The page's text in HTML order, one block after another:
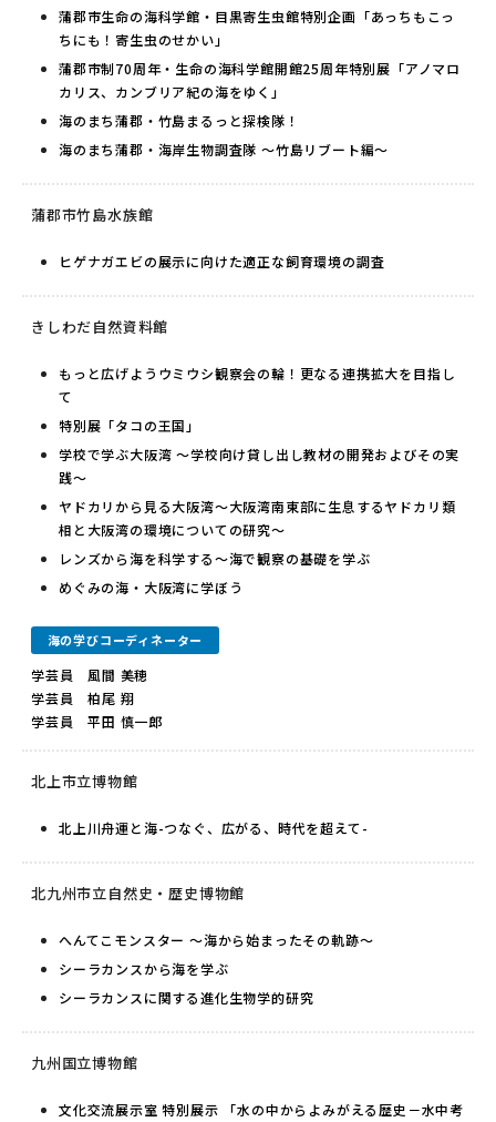
蒲郡市生命の海科学館・目黒寄生虫館特別企画「あっちもこっ
ちにも！寄生虫のせかい」
蒲郡市制70周年・生命の海科学館開館25周年特別展「アノマロ
カリス、カンブリア紀の海をゆく」
海のまち蒲郡・竹島まるっと探検隊！
海のまち蒲郡・海岸生物調査隊 ～竹島リブート編～
蒲郡市竹島水族館
ヒゲナガエビの展示に向けた適正な飼育環境の調査
きしわだ自然資料館
もっと広げようウミウシ観察会の輪！更なる連携拡大を目指し
て
特別展「タコの王国」
学校で学ぶ大阪湾 ～学校向け貸し出し教材の開発およびその実
践～
ヤドカリから見る大阪湾〜大阪湾南東部に生息するヤドカリ類
相と大阪湾の環境についての研究〜
レンズから海を科学する〜海で観察の基礎を学ぶ
めぐみの海・大阪湾に学ぼう
海の学びコーディネーター
学芸員 風間 美穂
学芸員 柏尾 翔
学芸員 平田 慎一郎
北上市立博物館
北上川舟運と海-つなぐ、広がる、時代を超えて-
北九州市立自然史・歴史博物館
へんてこモンスター ～海から始まったその軌跡～
シーラカンスから海を学ぶ
シーラカンスに関する進化生物学的研究
九州国立博物館
文化交流展示室 特別展示 「水の中からよみがえる歴史－水中考